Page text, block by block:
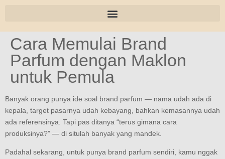
Cara Memulai Brand
Parfum dengan Maklon
untuk Pemula
Banyak orang punya ide soal brand parfum — nama udah ada di
kepala, target pasarnya udah kebayang, bahkan kemasannya udah
ada referensinya. Tapi pas ditanya “terus gimana cara
produksinya?” — di situlah banyak yang mandek.
Padahal sekarang, untuk punya brand parfum sendiri, kamu nggak